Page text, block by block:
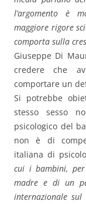
l’argomento è
maggiore rigore
comporta sulla
Giuseppe Di
credere che
comportare un
Si potrebbe
stesso sesso
psicologico del
non è di
italiana di
cui i bambini, per
madre e di un
internazionale